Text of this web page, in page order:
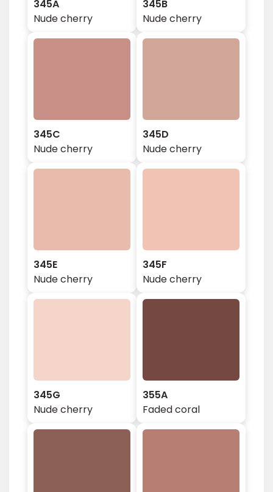
345A
Nude cherry
345B
Nude cherry
345C
Nude cherry
345D
Nude cherry
345E
Nude cherry
345F
Nude cherry
345G
Nude cherry
355A
Faded coral